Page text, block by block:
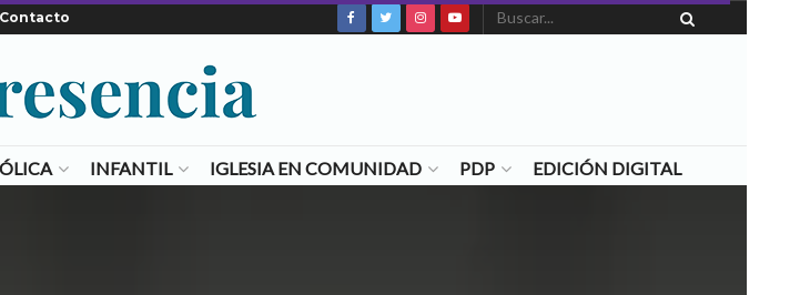
Contacto
INFANTIL IGLESIA EN COMUNIDAD PDP EDICIÓN DIGITAL